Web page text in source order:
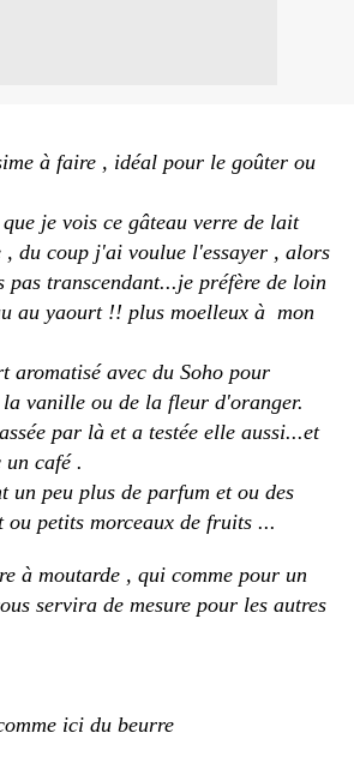
à faire , idéal pour le goûter ou
je vois ce gâteau verre de lait
du coup j'ai voulue l'essayer , alors
pas transcendant...je préfère de loin
au yaourt !! plus moelleux à mon
aromatisé avec du Soho pour
vanille ou de la fleur d'oranger.
par là et a testée elle aussi...et
un café .
un peu plus de parfum et ou des
ou petits morceaux de fruits ...
à moutarde , qui comme pour un
servira de mesure pour les autres
ici du beurre